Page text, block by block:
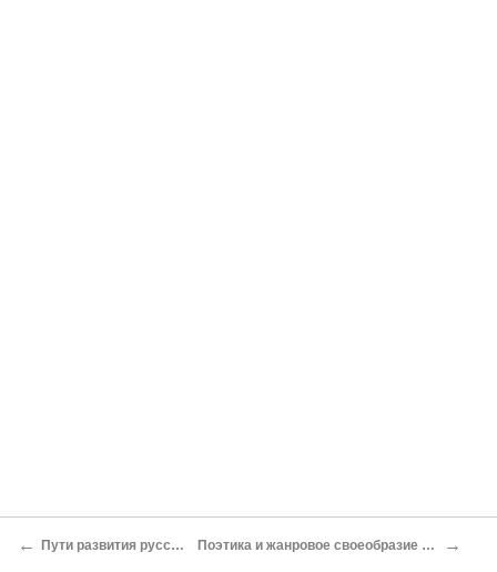
← Пути развития русской художественной прозы Поэтика и жанровое своеобразие романа М. Д. Чулкова «Пригожая повариха» →